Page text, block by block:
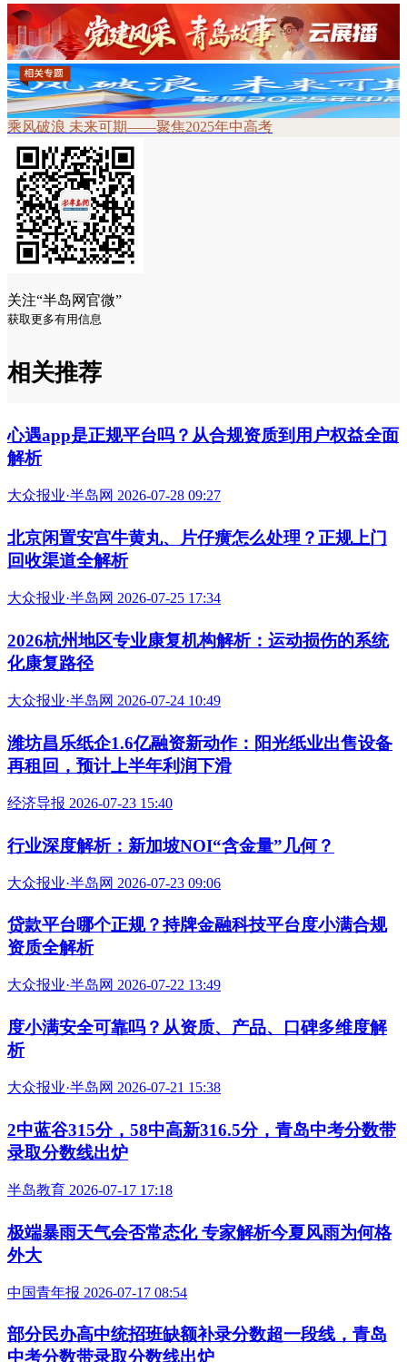
乘风破浪 未来可期——聚焦2025年中高考
关注“半岛网官微”
获取更多有用信息
相关推荐
心遇app是正规平台吗？从合规资质到用户权益全面
解析
大众报业·半岛网 2026-07-28 09:27
北京闲置安宫牛黄丸、片仔癀怎么处理？正规上门
回收渠道全解析
大众报业·半岛网 2026-07-25 17:34
2026杭州地区专业康复机构解析：运动损伤的系统
化康复路径
大众报业·半岛网 2026-07-24 10:49
潍坊昌乐纸企1.6亿融资新动作：阳光纸业出售设备
再租回，预计上半年利润下滑
经济导报 2026-07-23 15:40
行业深度解析：新加坡NOI“含金量”几何？
大众报业·半岛网 2026-07-23 09:06
贷款平台哪个正规？持牌金融科技平台度小满合规
资质全解析
大众报业·半岛网 2026-07-22 13:49
度小满安全可靠吗？从资质、产品、口碑多维度解
析
大众报业·半岛网 2026-07-21 15:38
2中蓝谷315分，58中高新316.5分，青岛中考分数带
录取分数线出炉
半岛教育 2026-07-17 17:18
极端暴雨天气会否常态化 专家解析今夏风雨为何格
外大
中国青年报 2026-07-17 08:54
部分民办高中统招班缺额补录分数超一段线，青岛
中考分数带录取分数线出炉